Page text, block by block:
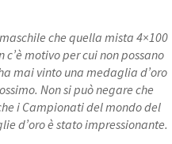
che quella mista 4×100
motivo per cui non possano
mai vinto una medaglia d’oro
Non si può negare che
i Campionati del mondo del
d’oro è stato impressionante.